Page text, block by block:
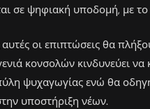
σε ψηφιακή υποδομή, με
οι επιπτώσεις θα
κονσολών κινδυνεύει
ψυχαγωγίας ενώ θα
υποστήριξη νέων.